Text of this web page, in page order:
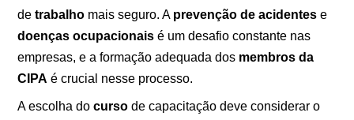
detrabalho mais seguro. A prevenção de acidentes e
doenças ocupacionais é um desafio constante nas
empresas, e a formação adequada dos membros da
CIPA é crucial nesse processo.
A escolha docurso de capacitação deve considerar o